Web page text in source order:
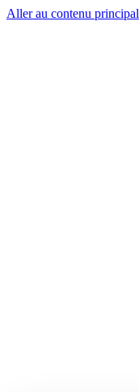
Aller au contenu principal